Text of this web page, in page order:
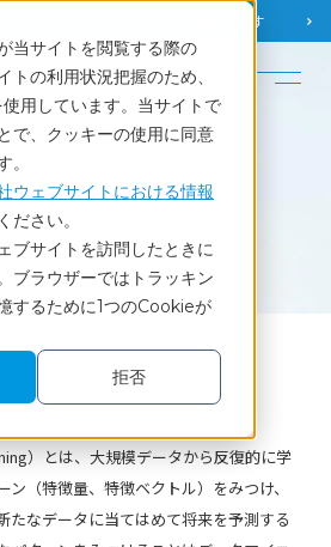
当サイトを閲覧する際の
トの利用状況把握のため、
用しています。当サイトで
で、クッキーの使用に同意
ウェブサイトにおける情報
ださい。
ブサイトを訪問したときに
ブラウザーではトラッキン
するために1つのCookieが
拒否
お役立ち情報を探す
English
機械学習
集
）とは、大規模データから反復的に学
（特徴量、特徴ベクトル）をみつけ、
たなデータに当てはめて将来を予測する